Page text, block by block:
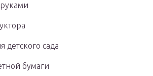
сада
бумаги